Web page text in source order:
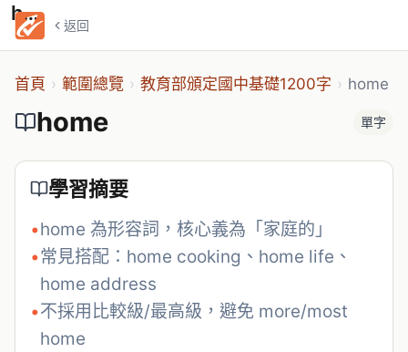
返回
home
首頁 › 範圍總覽 › 教育部頒定國中基礎1200字 › home
home 單字
學習摘要
•home 為形容詞，核心義為「家庭的」
•常見搭配：home cooking、home life、
home address
•不採用比較級/最高級，避免 more/most
home